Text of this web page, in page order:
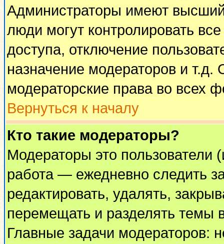
Администраторы имеют
люди могут контролировать
доступа, отключение
назначение модераторов и
модераторские права во всех
Вернуться к началу
Кто такие модераторы?
Модераторы это пользователи
работа — ежедневно следить
редактировать, удалять,
перемещать и разделять темы
Главные задачи модераторов: